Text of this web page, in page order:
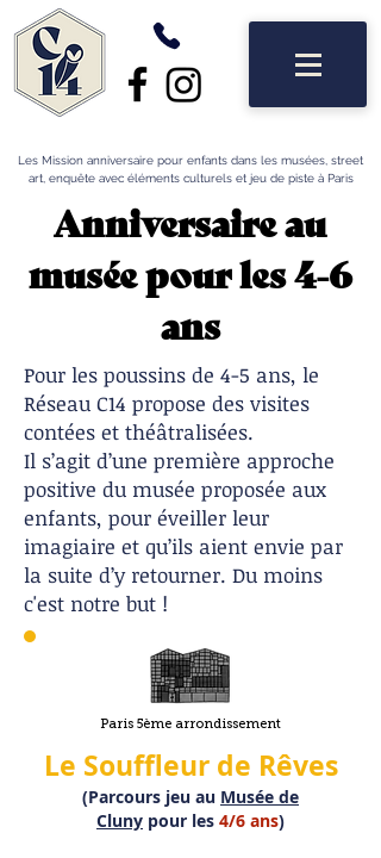
Les Mission anniversaire pour enfants dans les musées, street
art, enquête avec éléments culturels et jeu de piste à Paris
Anniversaire au
musée pour les 4-6
ans
Pour les poussins de 4-5 ans, le
Réseau C14 propose des visites
contées et théâtralisées.
Il s’agit d’une première approche
positive du musée proposée aux
enfants, pour éveiller leur
imagiaire et qu’ils aient envie par
la suite d’y retourner. Du moins
c'est notre but !
Paris 5ème arrondissement
Le Souffleur de Rêves
(Parcours jeu au Musée de
Cluny pour les 4/6 ans)